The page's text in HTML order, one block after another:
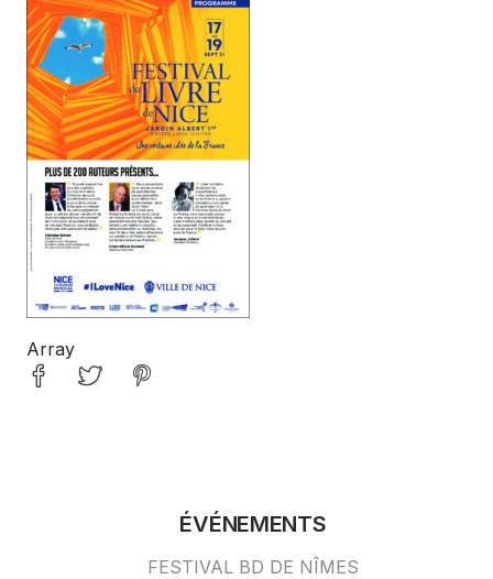
Array
ÉVÉNEMENTS
FESTIVAL BD DE NÎMES